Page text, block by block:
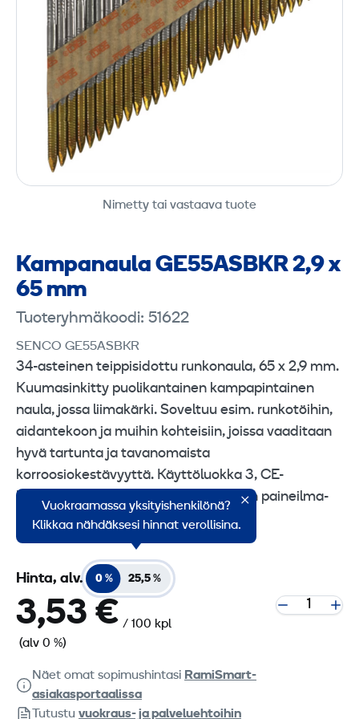
Nimetty tai vastaava tuote
Kampanaula GE55ASBKR 2,9 x
65 mm
Tuoteryhmäkoodi: 51622
SENCO GE55ASBKR
34-asteinen teippisidottu runkonaula, 65 x 2,9 mm.
Kuumasinkitty puolikantainen kampapintainen
naula, jossa liimakärki. Soveltuu esim. runkotöihin,
aidantekoon ja muihin kohteisiin, joissa vaaditaan
hyvä tartunta ja tavanomaista
korroosiokestävyyttä. Käyttöluokka 3, CE-
hyväksytty. Soveltuu sekä 34-asteisiin paineilma-
sekä kaasukäyttöisiin naulaimiin.
Vuokraamassa yksityishenkilönä?
Klikkaa nähdäksesi hinnat verollisina.
Hinta, alv. 0 % 25,5 %
3,53 € / 100 kpl
(alv 0 %)
Näet omat sopimushintasi RamiSmart-
asiakasportaalissa
Tutustu vuokraus- ja palveluehtoihin